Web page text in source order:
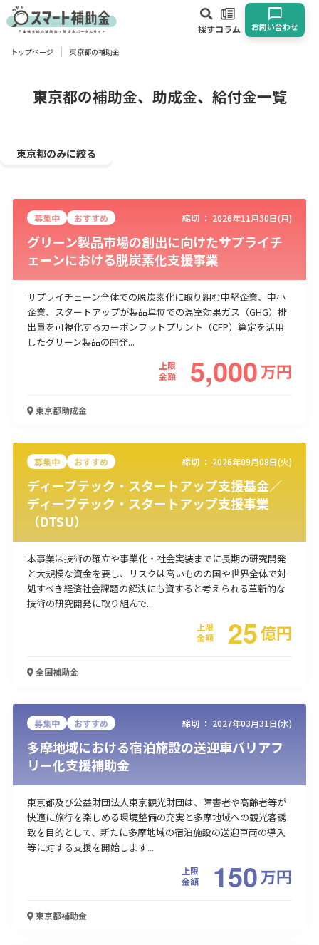
探すコラム お問い合わせ
対象
物流・運輸業 製造業 情報通信業 卸売･小売業
建設･不動産業
サービス業 医療･福祉 農業･林業
漁業
宿泊･旅館業
その他
使い道
販路拡大 海外展開 設備投資
IT導入
特許・知的財産
起業・創業
受付中のみ
トップページ 東京都の補助金
東京都の補助金、助成金、給付金一覧
東京都のみに絞る
募集中 おすすめ 締切 ： 2026年11月30日(月)
グリーン製品市場の創出に向けたサプライチ
ェーンにおける脱炭素化支援事業
サプライチェーン全体での脱炭素化に取り組む中堅企業、中小
企業、スタートアップが製品単位での温室効果ガス（GHG）排
出量を可視化するカーボンフットプリント（CFP）算定を活用
したグリーン製品の開発...
上限
金額
5,000万円
東京都助成金
募集中 おすすめ 締切 ： 2026年09月08日(火)
ディープテック・スタートアップ支援基金／
ディープテック・スタートアップ支援事業
（DTSU）
本事業は技術の確立や事業化・社会実装までに長期の研究開発
と大規模な資金を要し、リスクは高いものの国や世界全体で対
処すべき経済社会課題の解決にも資すると考えられる革新的な
技術の研究開発に取り組んで...
上限
金額
25億円
全国補助金
募集中 おすすめ 締切 ： 2027年03月31日(水)
多摩地域における宿泊施設の送迎車バリアフ
リー化支援補助金
東京都及び公益財団法人東京観光財団は、障害者や高齢者等が
快適に旅行を楽しめる環境整備の充実と多摩地域への観光客誘
致を目的として、新たに多摩地域の宿泊施設の送迎車両の導入
等に対する支援を開始します...
上限
金額
150万円
東京都補助金